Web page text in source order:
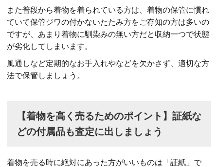
また普段から着物を着られている方は、着物の保管に慣れ
ていて保管ジワの付かないたたみ方をご存知の方は多いの
ですが、あまり着物に馴染みの無い方だと収納一つで状態
が劣化してしまいます。
風通しなど定期的なお手入れやなどを欠かさず、適切な方
法で保管しましょう。
【着物を高く売るためのポイント】証紙な
どの付属品も査定に出しましょう
着物を売る時に絶対にあった方がいいものは「証紙」で